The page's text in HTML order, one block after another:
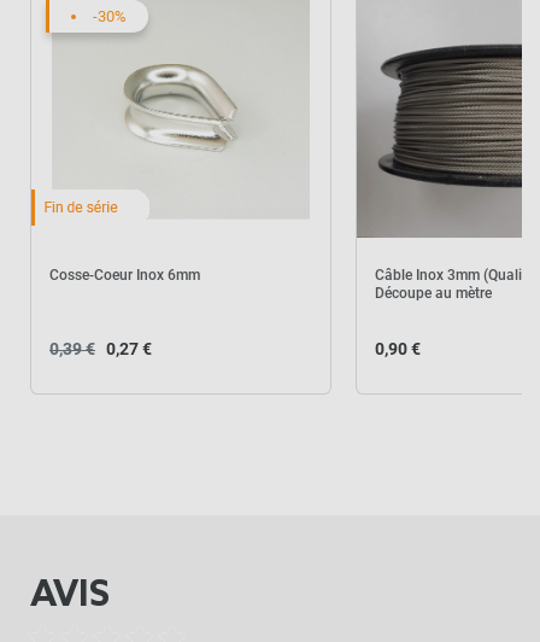
Serre câble Inox
AJOUTER L'ENSEMBLE AU
-30%
Cosse-Coeur Inox 6mm
0,39 € 0,27 €
Câble Inox 3mm (Qualité
Découpe au mètre
0,90 €
AVIS